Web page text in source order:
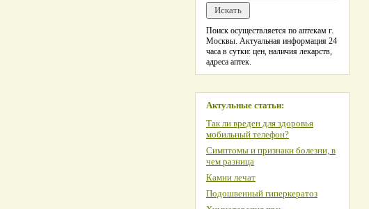
Поиск осуществляется по аптекам г.
Москвы. Актуальная информация 24
часа в сутки: цен, наличия лекарств,
адреса аптек.
Актульные статьи:
Так ли вреден для здоровья
мобильный телефон?
Симптомы и признаки болезни, в
чем разница
Камни лечат
Подошвенный гиперкератоз